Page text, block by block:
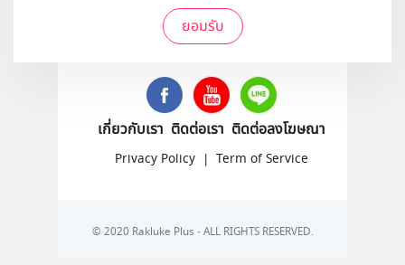
ยอมรับ
ติดตามเราได้ที่
เกี่ยวกับเรา ติดต่อเรา ติดต่อลงโฆษณา
Privacy Policy | Term of Service
© 2020 Rakluke Plus - ALL RIGHTS RESERVED.